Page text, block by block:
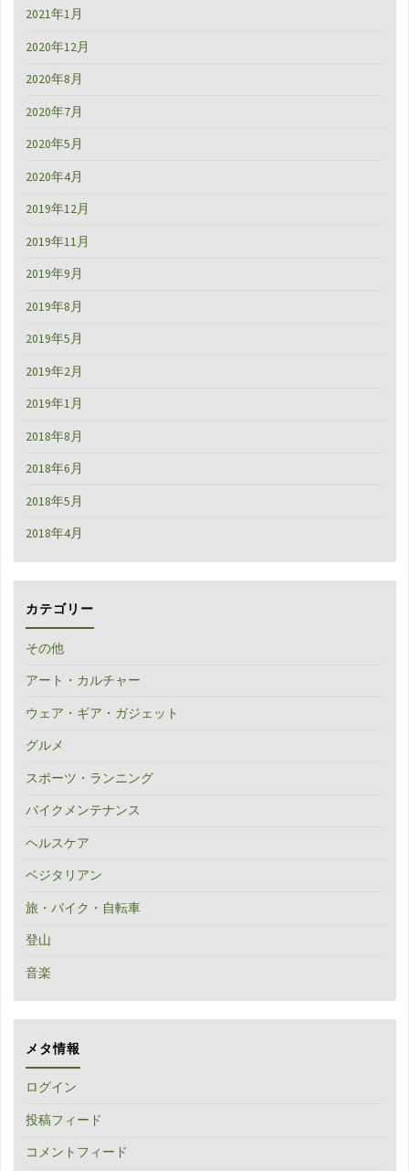
2021年1月
2020年12月
2020年8月
2020年7月
2020年5月
2020年4月
2019年12月
2019年11月
2019年9月
2019年8月
2019年5月
2019年2月
2019年1月
2018年8月
2018年6月
2018年5月
2018年4月
カテゴリー
その他
アート・カルチャー
ウェア・ギア・ガジェット
グルメ
スポーツ・ランニング
バイクメンテナンス
ヘルスケア
ベジタリアン
旅・バイク・自転車
登山
音楽
メタ情報
ログイン
投稿フィード
コメントフィード